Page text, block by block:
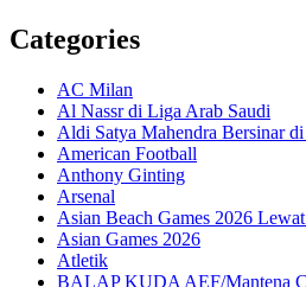
Categories
AC Milan
Al Nassr di Liga Arab Saudi
Aldi Satya Mahendra Bersinar
American Football
Anthony Ginting
Arsenal
Asian Beach Games 2026
Asian Games 2026
Atletik
BALAP KUDA AEF/Mantena